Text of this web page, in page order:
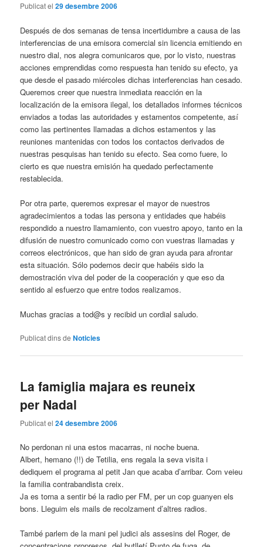
Publicat el29 desembre 2006
Después de dos semanas de tensa incertidumbre a causa de las
interferencias de una emisora comercial sin licencia emitiendo en
nuestro dial, nos alegra comunicaros que, por lo visto, nuestras
acciones emprendidas como respuesta han tenido su efecto, ya
que desde el pasado miércoles dichas interferencias han cesado.
Queremos creer que nuestra inmediata reacción en la
localización de la emisora ilegal, los detallados informes técnicos
enviados a todas las autoridades y estamentos competente, así
como las pertinentes llamadas a dichos estamentos y las
reuniones mantenidas con todos los contactos derivados de
nuestras pesquisas han tenido su efecto. Sea como fuere, lo
cierto es que nuestra emisión ha quedado perfectamente
restablecida.
Por otra parte, queremos expresar el mayor de nuestros
agradecimientos a todas las persona y entidades que habéis
respondido a nuestro llamamiento, con vuestro apoyo, tanto en la
difusión de nuestro comunicado como con vuestras llamadas y
correos electrónicos, que han sido de gran ayuda para afrontar
esta situación. Sólo podemos decir que habéis sido la
demostración viva del poder de la cooperación y que eso da
sentido al esfuerzo que entre todos realizamos.
Muchas gracias a tod@s y recibid un cordial saludo.
Publicat dins de Noticies
La famiglia majara es reuneix
per Nadal
Publicat el24 desembre 2006
No perdonan ni una estos macarras, ni noche buena.
Albert, hemano (!!) de Tetilia, ens regala la seva visita i
dediquem el programa al petit Jan que acaba d’arribar. Com veieu
la familia contrabandista creix.
Ja es torna a sentir bé la radio per FM, per un cop guanyen els
bons. Lleguim els mails de recolzament d’altres radios.
També parlem de la mani pel judici als assesins del Roger, de